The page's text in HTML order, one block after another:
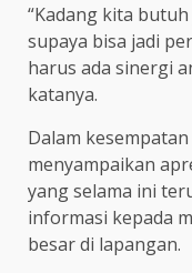
“Kadang kita
supaya bisa jadi
harus ada sinergi
katanya.
Dalam
menyampaikan
yang selama ini
informasi kepada
besar di lapangan.